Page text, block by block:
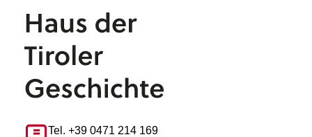
Tel. +39 0471 214 169